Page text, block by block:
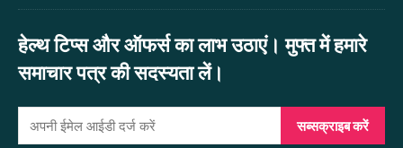
हेल्थ टिप्स और ऑफर्स का लाभ उठाएं। मुफ्त में हमारे
समाचार पत्र की सदस्यता लें।
सब्सक्राइब करें